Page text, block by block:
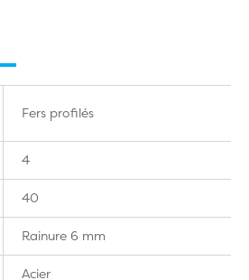
Fers profilés
4
40
Rainure 6 mm
Acier